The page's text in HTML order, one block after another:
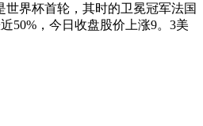
界杯首轮，其时的卫冕冠军法国
50%，今日收盘股价上涨9。3美